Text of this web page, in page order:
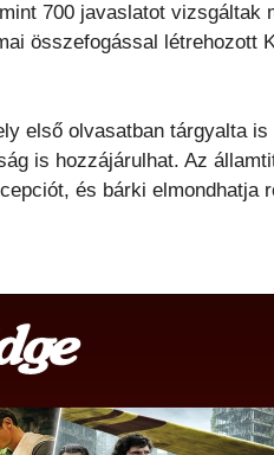
700 javaslatot vizsgáltak
összefogással létrehozott
első olvasatban tárgyalta
is hozzájárulhat. Az
és bárki elmondhatja